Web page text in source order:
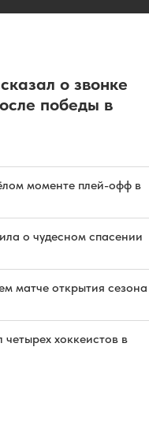
о звонке
победы в
моменте плей-офф в
о чудесном спасении
матче открытия сезона
хоккеистов в